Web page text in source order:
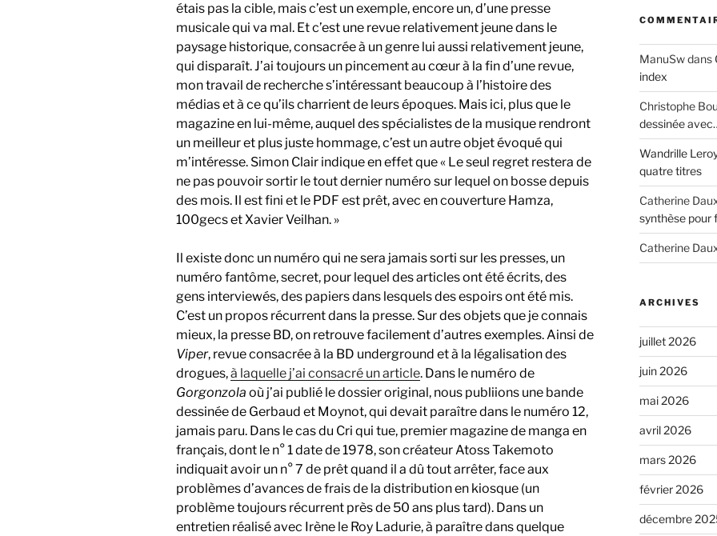
étais pas la cible, mais c’est un exemple, encore un, d’une presse
musicale qui va mal. Et c’est une revue relativement jeune dans le
paysage historique, consacrée à un genre lui aussi relativement jeune,
qui disparaît. J’ai toujours un pincement au cœur à la fin d’une revue,
mon travail de recherche s’intéressant beaucoup à l’histoire des
médias et à ce qu’ils charrient de leurs époques. Mais ici, plus que le
magazine en lui-même, auquel des spécialistes de la musique rendront
un meilleur et plus juste hommage, c’est un autre objet évoqué qui
m’intéresse. Simon Clair indique en effet que « Le seul regret restera de
ne pas pouvoir sortir le tout dernier numéro sur lequel on bosse depuis
des mois. Il est fini et le PDF est prêt, avec en couverture Hamza,
100gecs et Xavier Veilhan. »
Il existe donc un numéro qui ne sera jamais sorti sur les presses, un
numéro fantôme, secret, pour lequel des articles ont été écrits, des
gens interviewés, des papiers dans lesquels des espoirs ont été mis.
C’est un propos récurrent dans la presse. Sur des objets que je connais
mieux, la presse BD, on retrouve facilement d’autres exemples. Ainsi de
Viper, revue consacrée à la BD underground et à la légalisation des
drogues,à laquelle j’ai consacré un article. Dans le numéro de
Gorgonzola où j’ai publié le dossier original, nous publiions une bande
dessinée de Gerbaud et Moynot, qui devait paraître dans le numéro 12,
jamais paru. Dans le cas du Cri qui tue, premier magazine de manga en
français, dont le n° 1 date de 1978, son créateur Atoss Takemoto
indiquait avoir un n° 7 de prêt quand il a dû tout arrêter, face aux
problèmes d’avances de frais de la distribution en kiosque (un
problème toujours récurrent près de 50 ans plus tard). Dans un
entretien réalisé avec Irène le Roy Ladurie, à paraître dans quelque
ManuSwdans
index
Christophe
dessinée
Wandrille
quatre titres
Catherine
synthèse pour
Catherine
ARCHIVES
juillet 2026
juin 2026
mai 2026
avril 2026
mars 2026
février 2026
décembre